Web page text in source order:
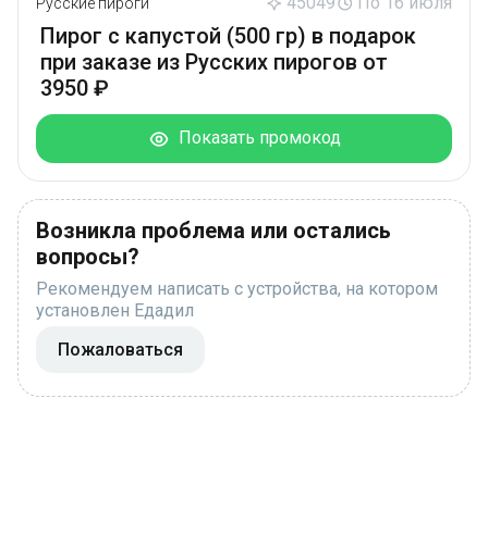
Пирог с капустой (500 гр) в подарок
при заказе из Русских пирогов от
3950 ₽
Показать промокод
Возникла проблема или остались
вопросы?
Рекомендуем написать с устройства, на котором
установлен Едадил
Пожаловаться